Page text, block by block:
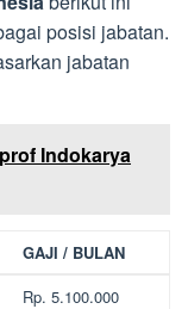
posisi jabatan.
jabatan
Indokarya
GAJI / BULAN
Rp. 5.100.000